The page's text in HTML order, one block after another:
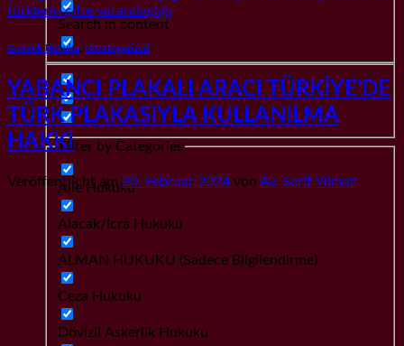
Search in content
Filter by Categories
Aile Hukuku
Alacak/İcra Hukuku
ALMAN HUKUKU (Sadece Bilgilendirme)
Ceza Hukuku
Dövizli Askerlik Hukuku
türklerin çifte vatandaşlığı
Gümrük Hukuku Uncategorized
YABANCI PLAKALI ARACI TÜRKİYE’DE
TÜRK PLAKASIYLA KULLANILMA
HAKKI
Veröffentlicht am20. Februar 2024 von Av. Serif Yilmaz